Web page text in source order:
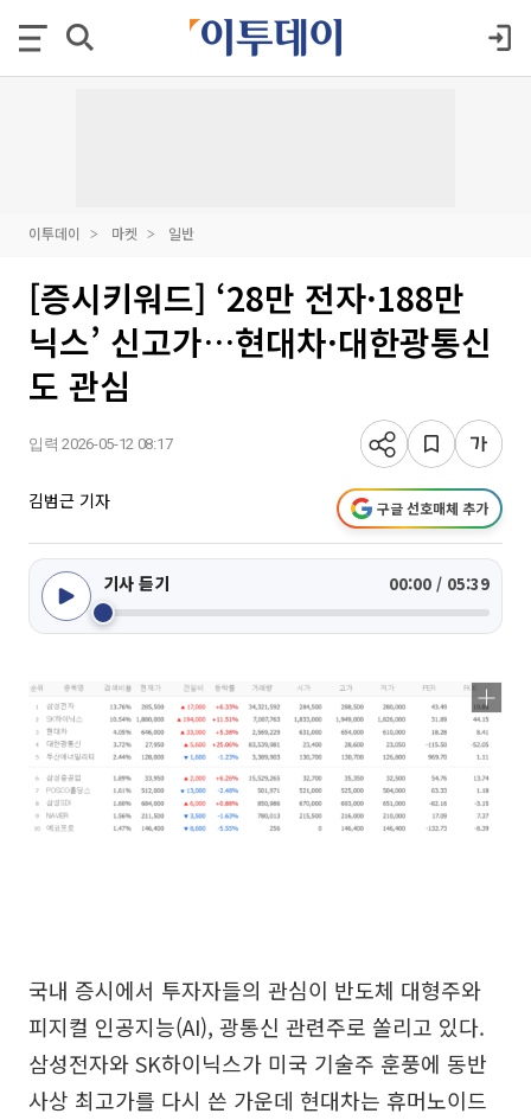
이투데이 마켓 일반
[증시키워드] ‘28만 전자·188만
닉스’ 신고가…현대차·대한광통신
도 관심
입력 2026-05-12 08:17
김범근 기자 구글 선호매체 추가
기사 듣기 00:00 / 05:39
국내 증시에서 투자자들의 관심이 반도체 대형주와
피지컬 인공지능(AI), 광통신 관련주로 쏠리고 있다.
삼성전자와 SK하이닉스가 미국 기술주 훈풍에 동반
사상 최고가를 다시 쓴 가운데 현대차는 휴머노이드